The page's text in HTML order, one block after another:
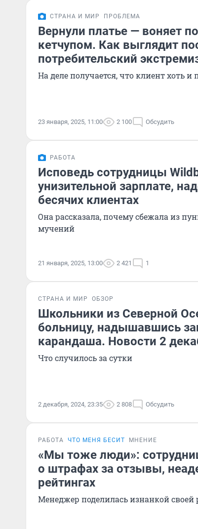
СТРАНА И МИР ПРОБЛЕМА
Вернули платье — воняет
кетчупом. Как выглядит
потребительский
На деле получается, что клиент хоть и
23 января, 2025, 11:00 2 100 Обсудить
РАБОТА
Исповедь сотрудницы
унизительной зарплате,
бесячих клиентах
Она рассказала, почему сбежала из
мучений
21 января, 2025, 13:00 2 421 1
СТРАНА И МИР ОБЗОР
Школьники из Северной
больницу, надышавшись
карандаша. Новости 2
Что случилось за сутки
2 декабря, 2024, 23:35 2 808 Обсудить
РАБОТА ЧТО МЕНЯ БЕСИТ МНЕНИЕ
«Мы тоже люди»:
о штрафах за отзывы,
рейтингах
Менеджер поделилась изнанкой своей